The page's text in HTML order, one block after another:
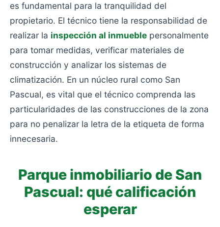
es fundamental para la tranquilidad del
propietario. El técnico tiene la responsabilidad de
realizar la inspección al inmueble personalmente
para tomar medidas, verificar materiales de
construcción y analizar los sistemas de
climatización. En un núcleo rural como San
Pascual, es vital que el técnico comprenda las
particularidades de las construcciones de la zona
para no penalizar la letra de la etiqueta de forma
innecesaria.
Parque inmobiliario de San
Pascual: qué calificación
esperar